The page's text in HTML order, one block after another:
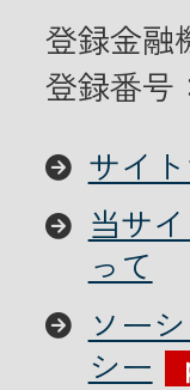
登録金融
登録番号
サイ
当サ
って
ソー
シー